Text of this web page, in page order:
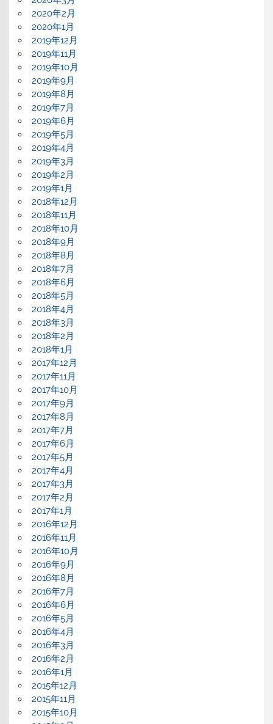
2020年2月
2020年1月
2019年12月
2019年11月
2019年10月
2019年9月
2019年8月
2019年7月
2019年6月
2019年5月
2019年4月
2019年3月
2019年2月
2019年1月
2018年12月
2018年11月
2018年10月
2018年9月
2018年8月
2018年7月
2018年6月
2018年5月
2018年4月
2018年3月
2018年2月
2018年1月
2017年12月
2017年11月
2017年10月
2017年9月
2017年8月
2017年7月
2017年6月
2017年5月
2017年4月
2017年3月
2017年2月
2017年1月
2016年12月
2016年11月
2016年10月
2016年9月
2016年8月
2016年7月
2016年6月
2016年5月
2016年4月
2016年3月
2016年2月
2016年1月
2015年12月
2015年11月
2015年10月